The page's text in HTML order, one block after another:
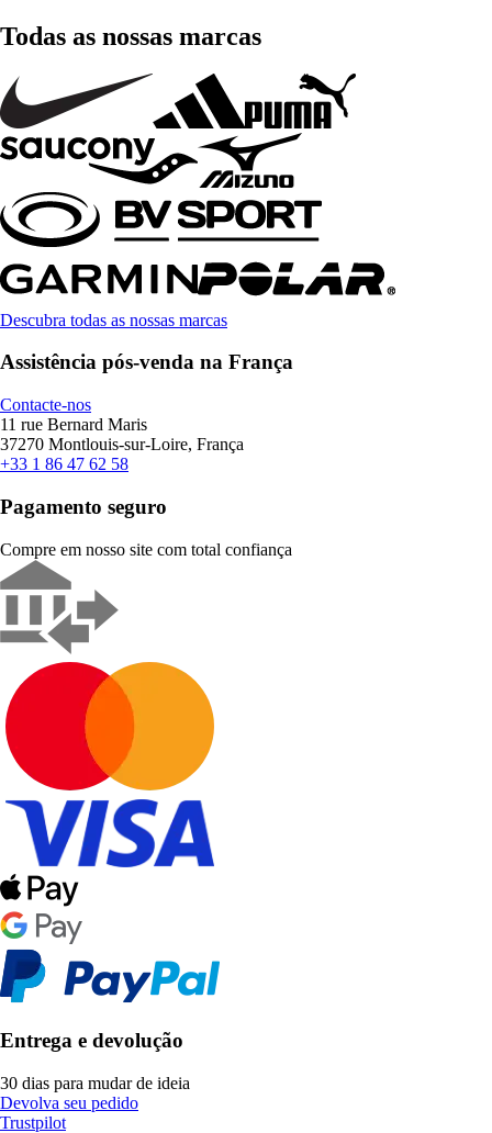
Todas as nossas marcas
Descubra todas as nossas marcas
Assistência pós-venda na França
Contacte-nos
11 rue Bernard Maris
37270 Montlouis-sur-Loire, França
+33 1 86 47 62 58
Pagamento seguro
Compre em nosso site com total confiança
Entrega e devolução
30 dias para mudar de ideia
Devolva seu pedido
Trustpilot